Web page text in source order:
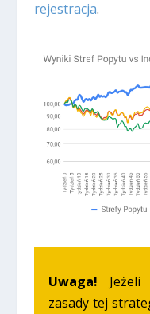
rejestracja.
Uwaga!
zasady tej